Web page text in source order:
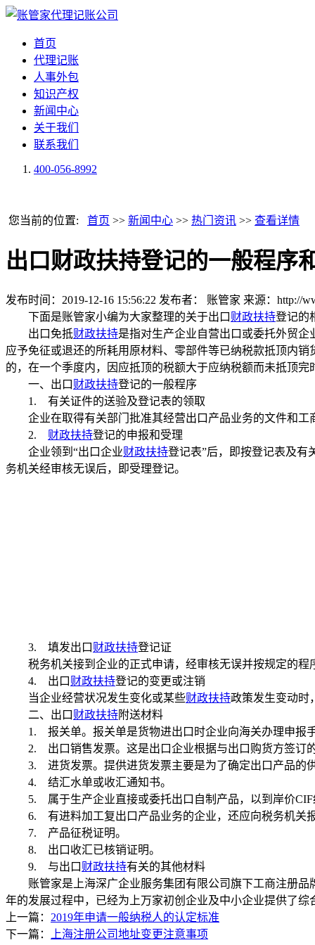
首页
代理记账
人事外包
知识产权
新闻中心
关于我们
联系我们
400-056-8992
您当前的位置: 首页 >> 新闻中心 >> 热门资讯 >> 查看详情
出口财政扶持登记的一般程序
发布时间：2019-12-16 15:56:22 发布者： 账管家 来源：http://
下面是账管家小编为大家整理的关于出口 财政扶持登记的
出口免抵财政扶持是指对生产企业自营出口或委托外贸
应予免征或退还的所耗用原材料、零部件等已纳税款抵顶内
的，在一个季度内，因应抵顶的税额大于应纳税额而未抵顶完
一、出口 财政扶持登记的一般程序
1. 有关证件的送验及登记表的领取
企业在取得有关部门批准其经营出口产品业务的文件和工
2. 财政扶持登记的申报和受理
企业领到“出口企业财政扶持登记表”后，即按登记表及有
务机关经审核无误后，即受理登记。
3. 填发出口 财政扶持登记证
税务机关接到企业的正式申请，经审核无误并按规定的程
4. 出口 财政扶持登记的变更或注销
当企业经营状况发生变化或某些财政扶持政策发生变动时
二、出口 财政扶持附送材料
1. 报关单。报关单是货物进出口时企业向海关办理申报手
2. 出口销售发票。这是出口企业根据与出口购货方签订的
3. 进货发票。提供进货发票主要是为了确定出口产品的供
4. 结汇水单或收汇通知书。
5. 属于生产企业直接或委托出口自制产品，以到岸价CIF
6. 有进料加工复出口产品业务的企业，还应向税务机关报
7. 产品征税证明。
8. 出口收汇已核销证明。
9. 与出口 财政扶持有关的其他材料
账管家是上海深广企业服务集团有限公司旗下工商注册品
年的发展过程中，已经为上万家初创企业及中小企业提供了综
上一篇： 2019年申请一般纳税人的认定标准
下一篇：
上海注册公司地址变更注意事项